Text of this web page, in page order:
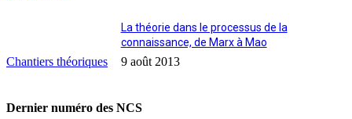
Chantiers théoriques
La théorie dans le processus de la
connaissance, de Marx à Mao
9 août 2013
Dernier numéro des NCS